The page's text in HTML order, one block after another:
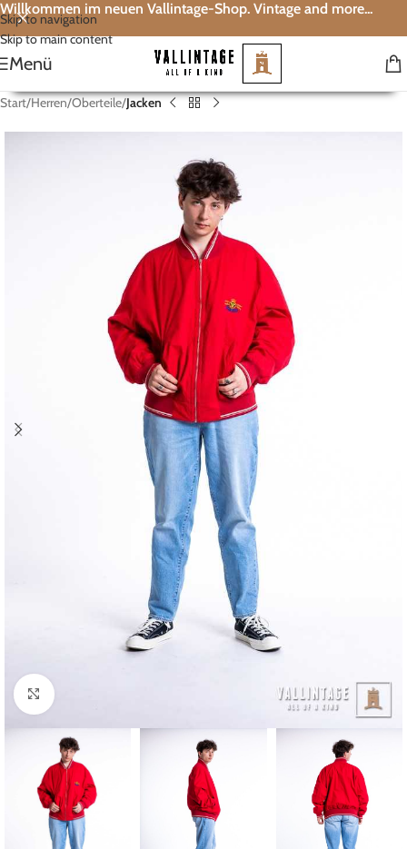
Skip to navigation
Skip to main content
Willkommen im neuen Vallintage-Shop. Vintage and more...
Menü
Start Herren Oberteile Jacken
Klick zum Vergrößern